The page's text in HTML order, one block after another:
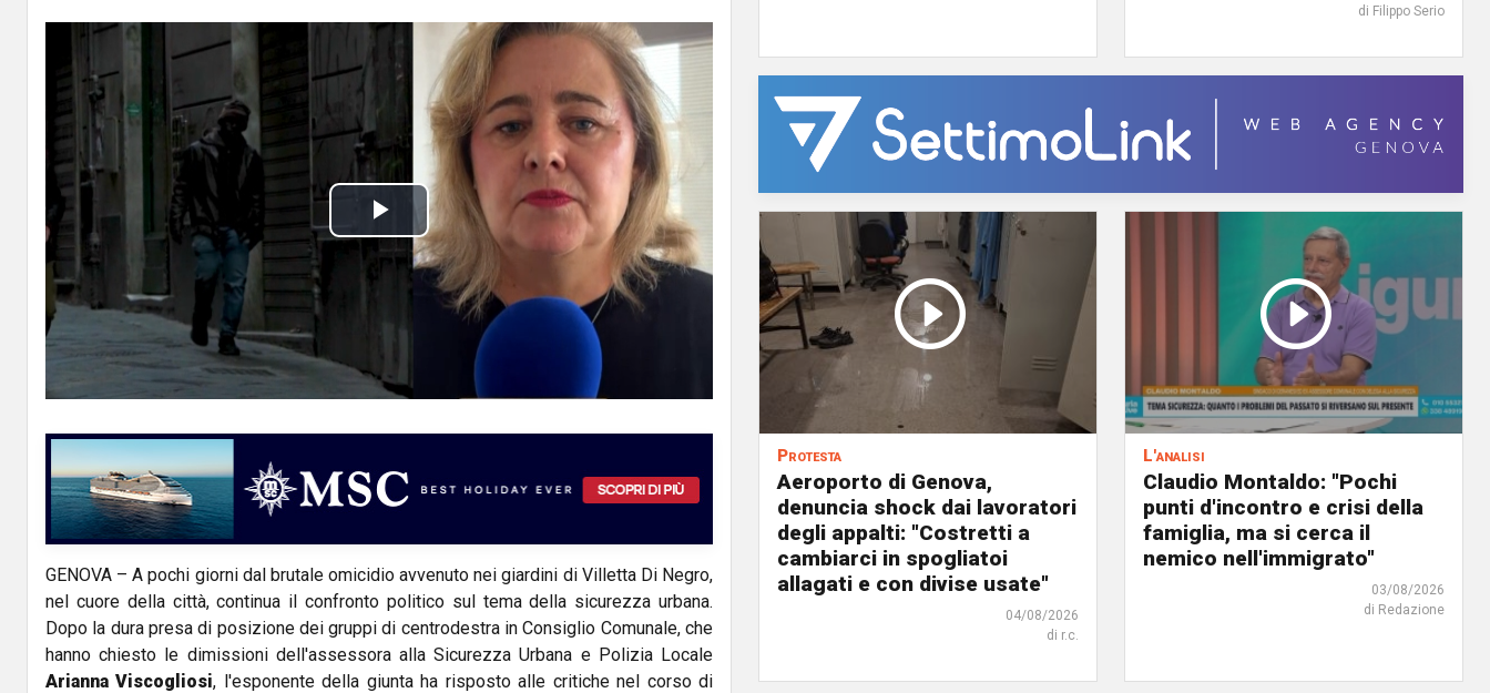
P
y
V
i
e
o
GENOVA – A pochi giorni dal brutale omicidio avvenuto nei giardini di Villetta Di Negro,
nel cuore della città, continua il confronto politico sul tema della sicurezza urbana.
Dopo la dura presa di posizione dei gruppi di centrodestra in Consiglio Comunale, che
hanno chiesto le dimissioni dell'assessora alla Sicurezza Urbana e Polizia Locale
Arianna Viscogliosi, l'esponente della giunta ha risposto alle critiche nel corso di
di Filippo Serio
Protesta
Aeroporto di Genova,
denuncia shock dai lavoratori
degli appalti: "Costretti a
cambiarci in spogliatoi
allagati e con divise usate"
04/08/2026
di r.c.
L'analisi
Claudio Montaldo: "Pochi
punti d'incontro e crisi della
famiglia, ma si cerca il
nemico nell'immigrato"
03/08/2026
di Redazione